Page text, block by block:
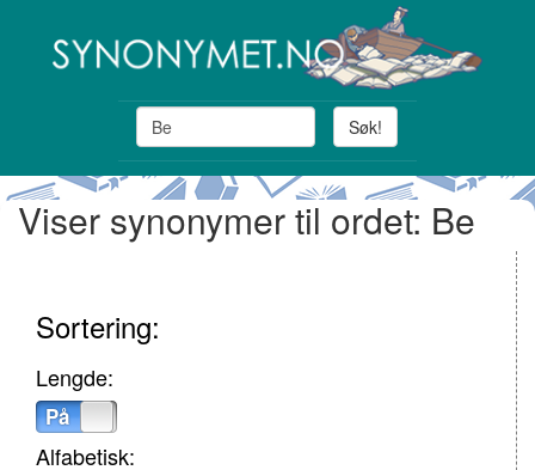
Søk!
Viser synonymer til ordet: Be
Sortering:
Lengde:
På
Alfabetisk: